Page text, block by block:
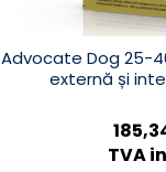
Advocate Dog 25-
externă și
TVA